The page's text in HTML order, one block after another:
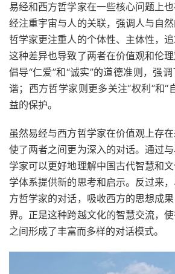
易经和西方哲学家在一些核心问题上
经注重宇宙与人的关联，强调人与自
哲学家更注重人的个体性、主体性，追
这种差异也导致了两者在价值观和伦
倡导“仁爱”和“诚实”的道德准则，强
谐；西方哲学家则更多关注“权利”和“
益的保护。
虽然易经与西方哲学家在价值观上存
使了两者之间更为深入的对话。通过
学家可以更好地理解中国古代智慧和
学体系提供新的思考和启示。反过来
方哲学家的对话，吸收西方的思想成
界。正是这种跨越文化的智慧交流，
之间形成了丰富而多样的对话模式。